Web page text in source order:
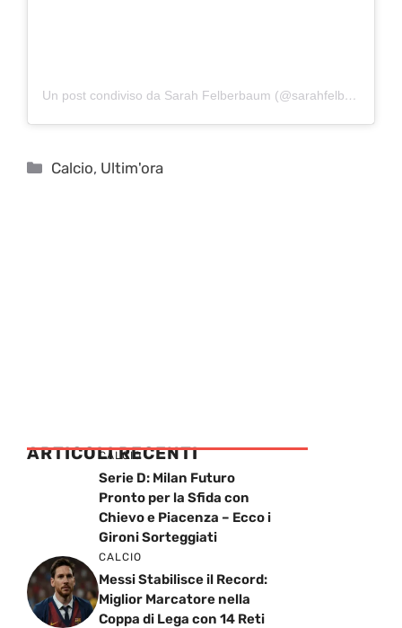
Un post condiviso da Sarah Felberbaum (@sarahfelberbaum)
Categorie
Calcio, Ultim'ora
ARTICOLI RECENTI
CALCIO
Serie D: Milan Futuro
Pronto per la Sfida con
Chievo e Piacenza – Ecco i
Gironi Sorteggiati
CALCIO
Messi Stabilisce il Record:
Miglior Marcatore nella
Coppa di Lega con 14 Reti